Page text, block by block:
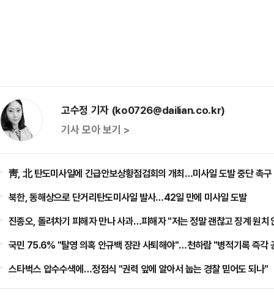
고수정 기자 (ko0726@dailian.co.kr)
기사 모아 보기 >
靑, 北 탄도미사일에 긴급안보상황점검회의 개최…미사일 도발 중단 촉구
북한, 동해상으로 단거리탄도미사일 발사…42일 만에 미사일 도발
진종오, 돌려차기 피해자 만나 사과…피해자 "저는 정말 괜찮고 징계 원치
국민 75.6% "탈영 의혹 안규백 장관 사퇴해야"…천하람 "병적기록 즉각
스타벅스 압수수색에…정점식 "권력 앞에 알아서 눕는 경찰 믿어도 되나"